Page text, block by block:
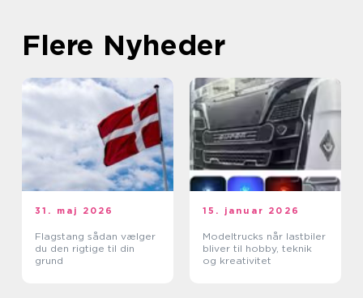
Flere Nyheder
31. maj 2026
Flagstang sådan vælger
du den rigtige til din
grund
15. januar 2026
Modeltrucks når lastbiler
bliver til hobby, teknik
og kreativitet